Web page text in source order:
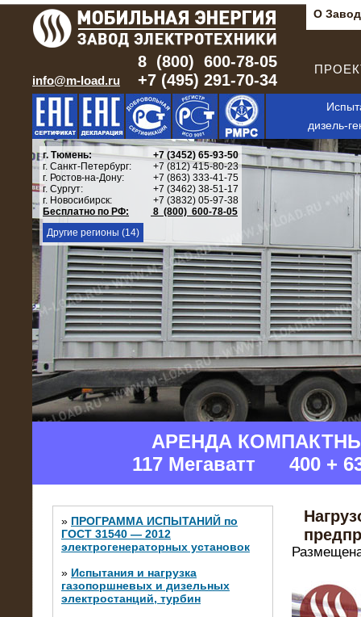
О
info@m-load.ru
8 (800) 600-78-05
+7 (495) 291-70-34
дизель-
г. Тюмень:
+7 (3452) 65-93-50
г. Санкт-Петербург:
+7 (812) 415-80-23
г. Ростов-на-Дону:
+7 (863) 333-41-75
г. Сургут:
+7 (3462) 38-51-17
г. Новосибирск:
+7 (3832) 05-97-38
Бесплатно по РФ:
8 (800) 600-78-05
Другие регионы (14)
АРЕНДА
117 Мегаватт 400 +
» ПРОГРАММА ИСПЫТАНИЙ по
ГОСТ 31540 — 2012
электрогенераторных установок
» Испытания и нагрузка
газопоршневых и дизельных
электростанций, турбин